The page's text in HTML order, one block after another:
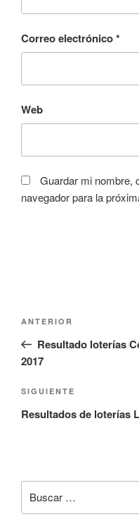
Correo electrónico*
Web
Guardar mi nombre,
navegador para la
entradas
Entrada
anterior:
ANTERIOR
Resultado loterías
2017
Siguiente
entrada
SIGUIENTE
Resultados de loterías
por: